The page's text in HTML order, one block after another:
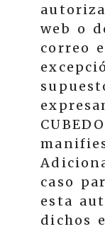
web o
correo
caso
esta
dichos